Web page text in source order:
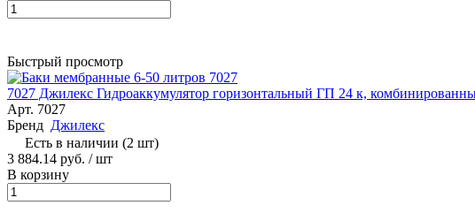
Быстрый просмотр
7027 Джилекс Гидроаккумулятор горизонтальный ГП 24 к,
Арт. 7027
Бренд Джилекс
Есть в наличии (2 шт)
3 884.14 руб. / шт
В корзину